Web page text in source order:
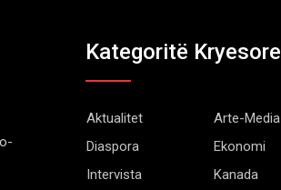
Kategoritë Kryesore
Aktualitet
Arte-Media
Diaspora
Ekonomi
Intervista
Kanada